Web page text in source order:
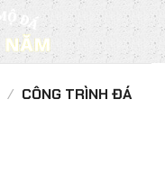
/ CÔNG TRÌNH ĐÁ